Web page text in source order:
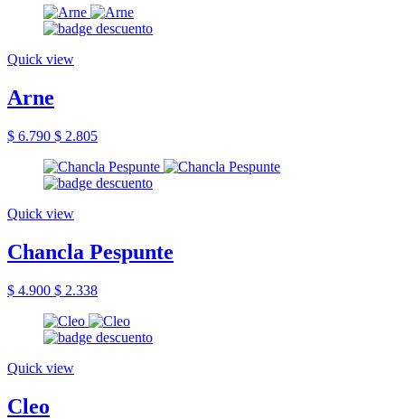
Quick view
Arne
$ 6.790 $ 2.805
Quick view
Chancla Pespunte
$ 4.900 $ 2.338
Quick view
Cleo